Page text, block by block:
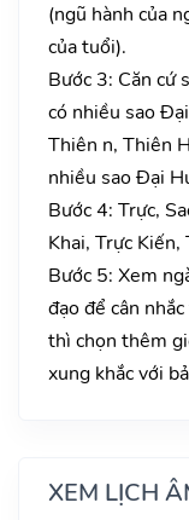
(ngũ hành của
của tuổi).
Bước 3: Căn cứ
có nhiều sao
Thiên n, Thiên
nhiều sao Đại
Bước 4: Trực,
Khai, Trực
Bước 5: Xem
đạo để cân
thì chọn thêm
xung khắc với
XEM LỊCH